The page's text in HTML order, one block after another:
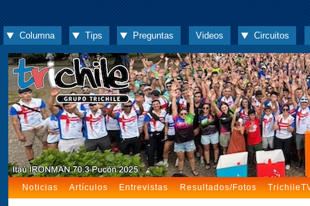
Columna Tips Preguntas Videos Circuitos
Noticias Artículos Entrevistas Resultados/Fotos